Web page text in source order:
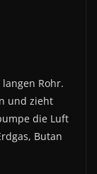
Rohr.
und zieht
die Luft
Butan